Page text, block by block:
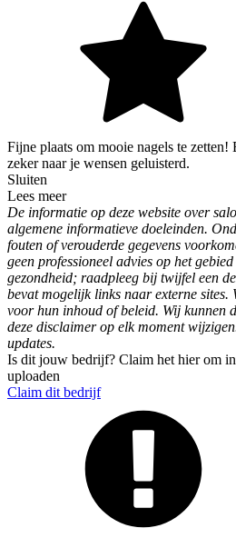
Fijne plaats om mooie nagels te
zeker naar je wensen geluisterd.
Sluiten
Lees meer
De informatie op deze website over
algemene informatieve doeleinden.
fouten of verouderde gegevens
geen professioneel advies op het
gezondheid; raadpleeg bij twijfel een
bevat mogelijk links naar externe
voor hun inhoud of beleid. Wij kunnen
deze disclaimer op elk moment
updates.
Is dit jouw bedrijf? Claim het hier om
uploaden
Claim dit bedrijf